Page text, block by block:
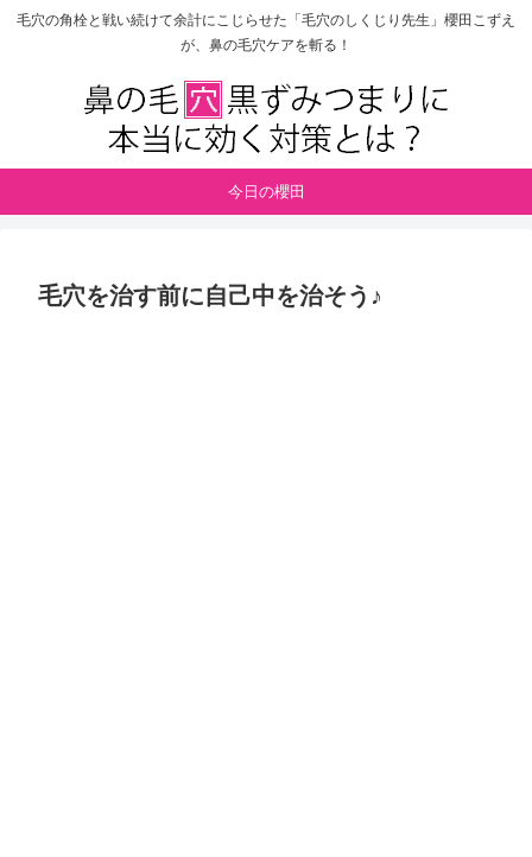
毛穴の角栓と戦い続けて余計にこじらせた「毛穴のしくじり先生」櫻田こずえ
が、鼻の毛穴ケアを斬る！
今日の櫻田
毛穴を治す前に自己中を治そう♪